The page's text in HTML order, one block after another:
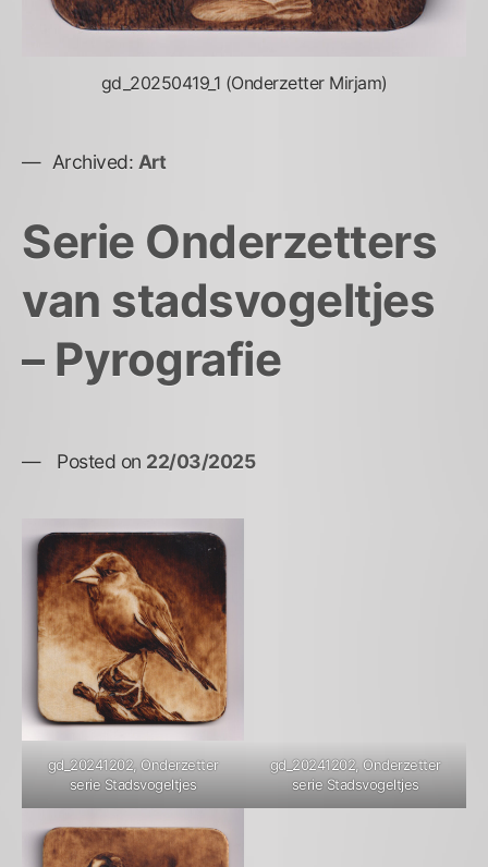
gd_20250419_1 (Onderzetter Mirjam)
Archived: Art
Serie Onderzetters
van stadsvogeltjes
– Pyrografie
Posted on 22/03/2025
gd_20241202, Onderzetter
serie Stadsvogeltjes
gd_20241202, Onderzetter
serie Stadsvogeltjes